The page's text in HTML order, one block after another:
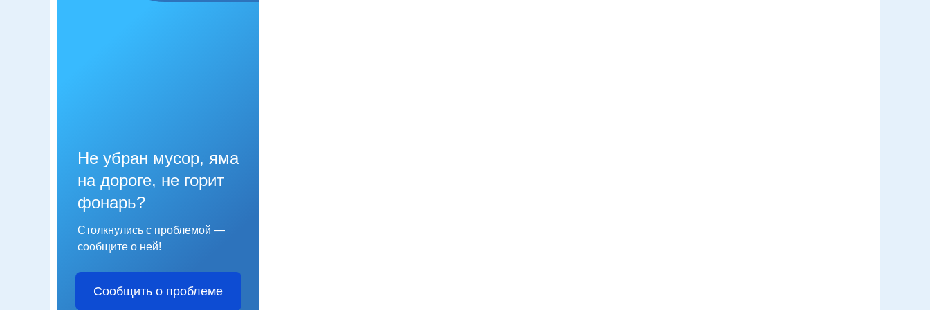
Не убран мусор, яма
на дороге, не горит
фонарь?
Столкнулись с проблемой —
сообщите о ней!
Сообщить о проблеме